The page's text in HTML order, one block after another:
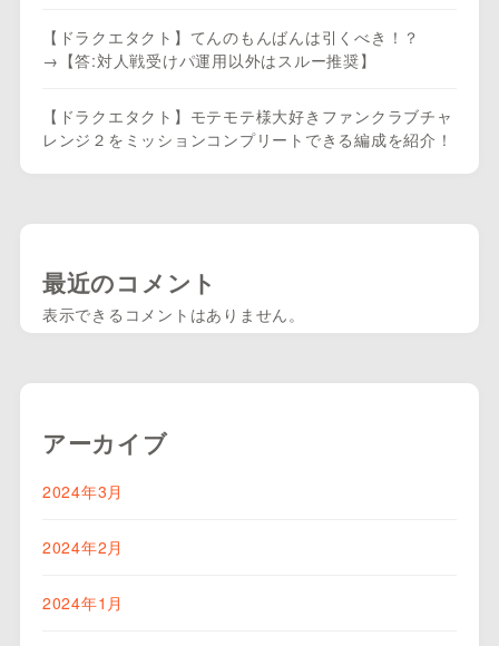
【ドラクエタクト】てんのもんばんは引くべき！？
→【答:対人戦受けパ運用以外はスルー推奨】
【ドラクエタクト】モテモテ様大好きファンクラブチャ
レンジ２をミッションコンプリートできる編成を紹介！
最近のコメント
表示できるコメントはありません。
アーカイブ
2024年3月
2024年2月
2024年1月